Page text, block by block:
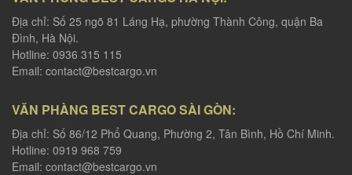
Địa chỉ: Số 25 ngõ 81 Láng Hạ, phường Thành Công, quận Ba
Đình, Hà Nội.
Hotline: 0936 315 115
Email: contact@bestcargo.vn
VĂN PHÀNG BEST CARGO SÀI GÒN:
Địa chỉ: Số 86/12 Phổ Quang, Phường 2, Tân Bình, Hồ Chí Minh.
Hotline: 0919 968 759
Email: contact@bestcargo.vn